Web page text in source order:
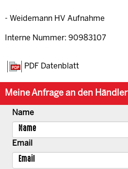
- Weidemann HV Aufnahme
Interne Nummer: 90983107
PDF Datenblatt
Meine Anfrage an den Händler
Name
Email